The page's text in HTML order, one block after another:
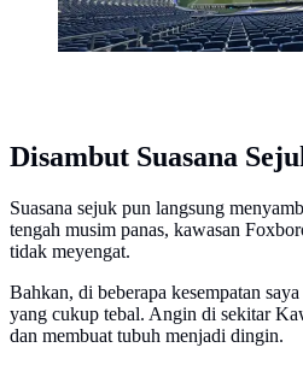
Disambut Suasana
Suasana sejuk pun langsung
tengah musim panas, kawasan
tidak meyengat.
Bahkan, di beberapa kesempatan
yang cukup tebal. Angin di sekitar
dan membuat tubuh menjadi dingin.